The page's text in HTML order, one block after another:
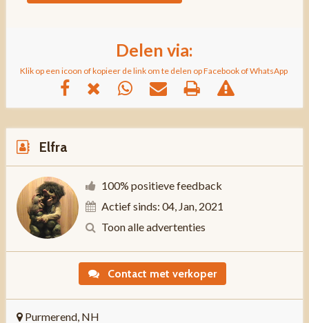
Delen via:
Klik op een icoon of kopieer de link om te delen op Facebook of WhatsApp
Elfra
100% positieve feedback
Actief sinds: 04, Jan, 2021
Toon alle advertenties
Contact met verkoper
Purmerend, NH